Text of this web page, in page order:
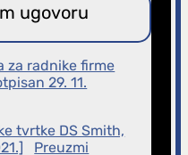
ugovoru
za radnike firme
29. 11.
tvrtke DS Smith,
Preuzmi